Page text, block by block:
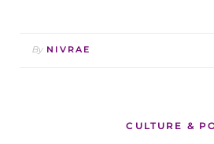
By NIVRAE
CULTURE &